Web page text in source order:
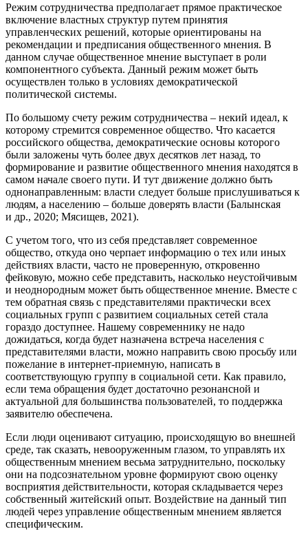
Режим сотрудничества предполагает прямое практическое
включение властных структур путем принятия
управленческих решений, которые ориентированы на
рекомендации и предписания общественного мнения. В
данном случае общественное мнение выступает в роли
компонентного субъекта. Данный режим может быть
осуществлен только в условиях демократической
политической системы.
По большому счету режим сотрудничества – некий идеал, к
которому стремится современное общество. Что касается
российского общества, демократические основы которого
были заложены чуть более двух десятков лет назад, то
формирование и развитие общественного мнения находятся в
самом начале своего пути. И тут движение должно быть
однонаправленным: власти следует больше прислушиваться к
людям, а населению – больше доверять власти (Балынская
и др., 2020; Мясищев, 2021).
С учетом того, что из себя представляет современное
общество, откуда оно черпает информацию о тех или иных
действиях власти, часто не проверенную, откровенно
фейковую, можно себе представить, насколько неустойчивым
и неоднородным может быть общественное мнение. Вместе с
тем обратная связь с представителями практически всех
социальных групп с развитием социальных сетей стала
гораздо доступнее. Нашему современнику не надо
дожидаться, когда будет назначена встреча населения с
представителями власти, можно направить свою просьбу или
пожелание в интернет-приемную, написать в
соответствующую группу в социальной сети. Как правило,
если тема обращения будет достаточно резонансной и
актуальной для большинства пользователей, то поддержка
заявителю обеспечена.
Если люди оценивают ситуацию, происходящую во внешней
среде, так сказать, невооруженным глазом, то управлять их
общественным мнением весьма затруднительно, поскольку
они на подсознательном уровне формируют свою оценку
восприятия действительности, которая складывается через
собственный житейский опыт. Воздействие на данный тип
людей через управление общественным мнением является
специфическим.